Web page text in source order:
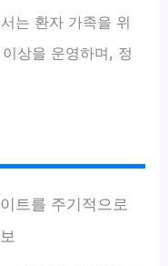
는 환자 가족을 위
상을 운영하며, 정
트를 주기적으로